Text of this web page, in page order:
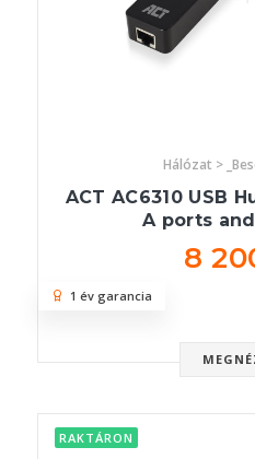
Hálózat >
ACT AC6310 USB
A ports
8
1 év garancia
RAKTÁRON